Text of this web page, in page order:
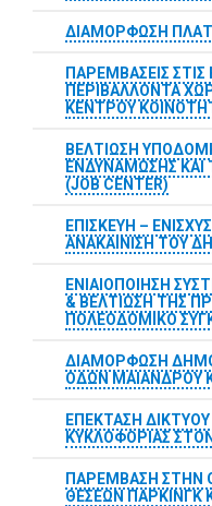
ΔΙΑΜΟΡΦΩΣΗ
ΠΑΡΕΜΒΑΣΕΙΣ ΣΤΙΣ
ΠΕΡΙΒΑΛΛΟΝΤΑ
ΚΕΝΤΡΟΥ
ΒΕΛΤΙΩΣΗ
ΕΝΔΥΝΑΜΩΣΗΣ
(JOB CENTER)
ΕΠΙΣΚΕΥΗ –
ΑΝΑΚΑΙΝΙΣΗ ΤΟΥ
ΕΝΙΑΙΟΠΟΙΗΣΗ
& ΒΕΛΤΙΩΣΗ ΤΗΣ
ΠΟΛΕΟΔΟΜΙΚΟ
ΔΙΑΜΟΡΦΩΣΗ
ΟΔΩΝ ΜΑΙΑΝΔΡΟΥ
ΕΠΕΚΤΑΣΗ
ΚΥΚΛΟΦΟΡΙΑΣ
ΠΑΡΕΜΒΑΣΗ ΣΤΗΝ
ΘΕΣΕΩΝ ΠΑΡΚΙΝΓΚ